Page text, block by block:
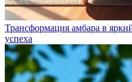
Трансформация амбара в
успеха